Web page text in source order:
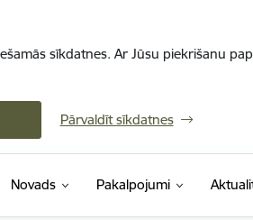
sīkdatnes. Ar Jūsu piekrišanu
Pārvaldīt sīkdatnes
Novads Pakalpojumi